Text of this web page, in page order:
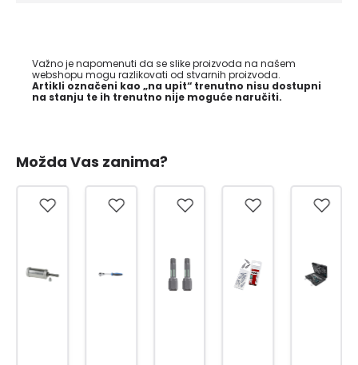
Važno je napomenuti da se slike proizvoda na našem
webshopu mogu razlikovati od stvarnih proizvoda.
Artikli označeni kao „na upit“ trenutno nisu dostupni
na stanju te ih trenutno nije moguće naručiti.
Možda Vas zanima?